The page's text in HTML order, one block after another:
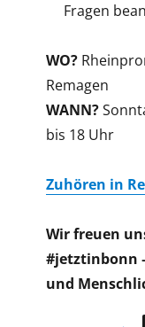
Fragen
WO?
Remagen
WANN?
bis 18 Uhr
Zuhören in
Wir freuen
#jetztinbonn
und